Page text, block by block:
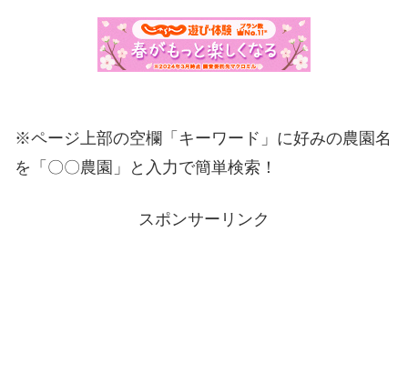
※ページ上部の空欄「キーワード」に好みの農園名
を「〇〇農園」と入力で簡単検索！
スポンサーリンク